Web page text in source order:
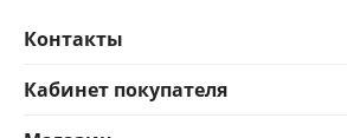
Контакты
Кабинет покупателя